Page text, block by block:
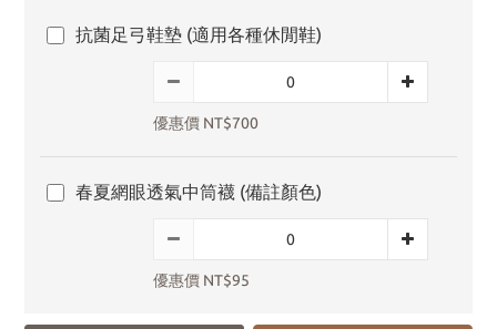
抗菌足弓鞋墊 (適用各種休閒鞋)
優惠價 NT$700
春夏網眼透氣中筒襪 (備註顏色)
優惠價 NT$95